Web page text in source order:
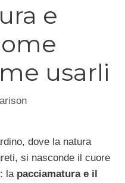
e
usarli
dove la natura
si nasconde il cuore
la pacciamatura e il